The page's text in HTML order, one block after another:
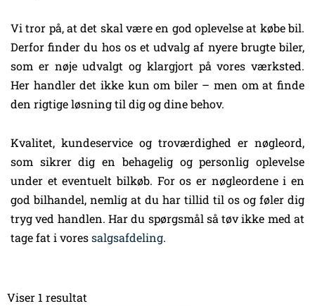
Vi tror på, at det skal være en god oplevelse at købe bil.
Derfor finder du hos os et udvalg af nyere brugte biler,
som er nøje udvalgt og klargjort på vores værksted.
Her handler det ikke kun om biler – men om at finde
den rigtige løsning til dig og dine behov.
Kvalitet, kundeservice og troværdighed er nøgleord,
som sikrer dig en behagelig og personlig oplevelse
under et eventuelt bilkøb. For os er nøgleordene i en
god bilhandel, nemlig at du har tillid til os og føler dig
tryg ved handlen. Har du spørgsmål så tøv ikke med at
tage fat i voressalgsafdeling.
Viser 1 resultat